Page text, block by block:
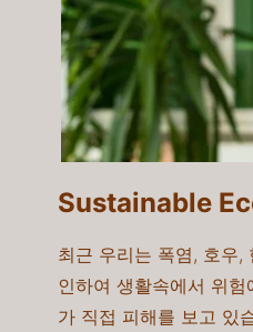
Sustainable
최근 우리는 폭염, 호우,
인하여 생활속에서 위
가 직접 피해를 보고 있